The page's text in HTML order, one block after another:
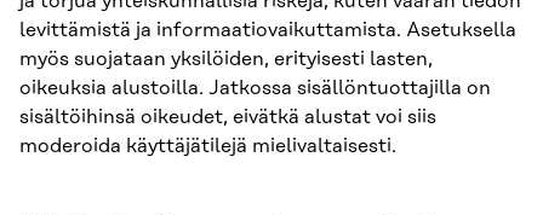
levittämistä ja informaatiovaikuttamista. Asetuksella
myös suojataan yksilöiden, erityisesti lasten,
oikeuksia alustoilla. Jatkossa sisällöntuottajilla on
sisältöihinsä oikeudet, eivätkä alustat voi siis
moderoida käyttäjätilejä mielivaltaisesti.